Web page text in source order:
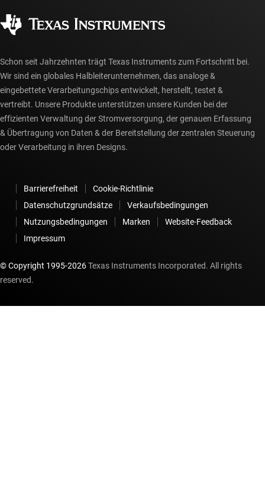
myTI-Konto FAQs
Schon seit Jahrzehnten trägt Texas Instruments zum Fortschritt bei.
Wir sind ein globales Halbleiterunternehmen, das analoge &
eingebettete Verarbeitungschips entwickelt, herstellt, testet &
vertreibt. Unsere Produkte unterstützen unsere Kunden bei der
effizienten Verwaltung der Stromversorgung, der genauen Erfassung
& Übertragung von Daten & der Bereitstellung der zentralen Steuerung
oder Verarbeitung in ihren Designs.
Barrierefreiheit
Cookie-Richtlinie
Datenschutzgrundsätze
Verkaufsbedingungen
Nutzungsbedingungen
Marken
Website-Feedback
Impressum
© Copyright 1995-2026Texas Instruments Incorporated. All rights
reserved.